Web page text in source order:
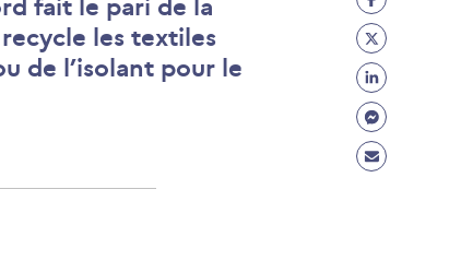
fait le pari de la
les textiles
de l’isolant pour le
(ouvre
un
nouvel
onglet)
Partage
Twitter
(ouvre
un
nouvel
Partage
(ouvre
un
Partage
(ouvre
Partage